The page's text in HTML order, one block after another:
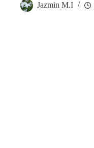
Jazmin M.I